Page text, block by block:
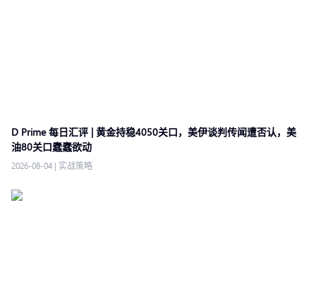
D Prime 每日汇评 | 黄金持稳4050关口，美伊谈判传闻遭否认，美
油80关口蠢蠢欲动
2026-08-04 | 实战策略